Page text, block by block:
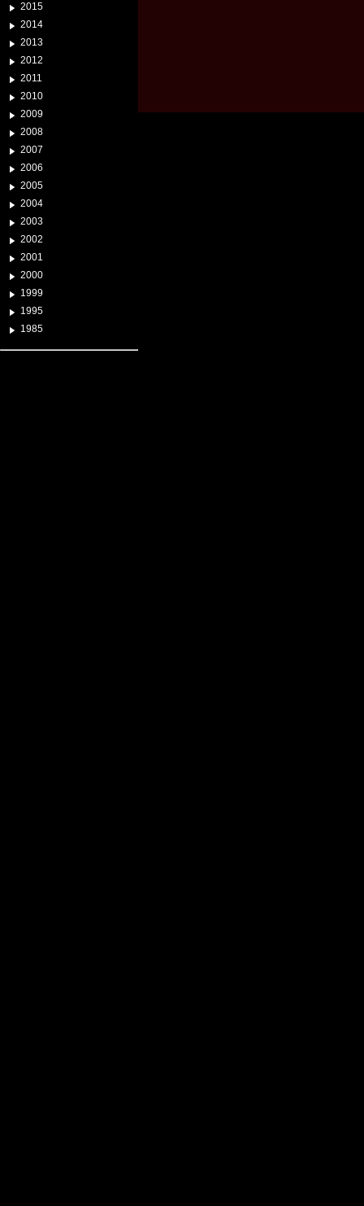
2015
2014
2013
2012
2011
2010
2009
2008
2007
2006
2005
2004
2003
2002
2001
2000
1999
1995
1985